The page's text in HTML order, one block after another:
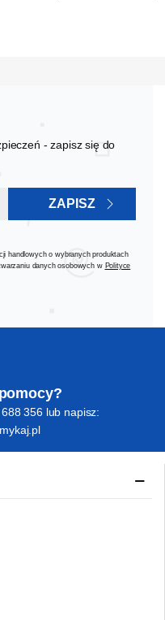
- zapisz się do
ZAPISZ
handlowych o wybranych produktach
danych osobowych w Polityce
356 lub napisz: